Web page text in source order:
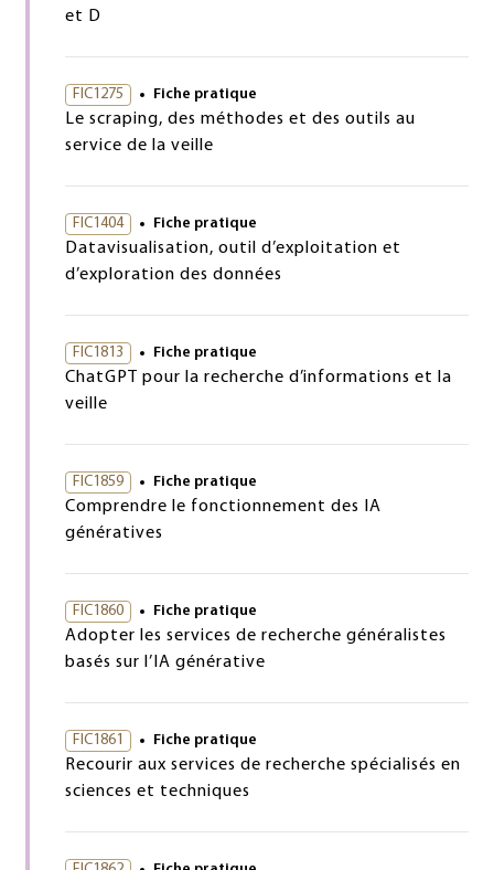
et D
FIC1275 Fiche pratique
Le scraping, des méthodes et des outils au
service de la veille
FIC1404 Fiche pratique
Datavisualisation, outil d’exploitation et
d’exploration des données
FIC1813 Fiche pratique
ChatGPT pour la recherche d’informations et la
veille
FIC1859 Fiche pratique
Comprendre le fonctionnement des IA
génératives
FIC1860 Fiche pratique
Adopter les services de recherche généralistes
basés sur l’IA générative
FIC1861 Fiche pratique
Recourir aux services de recherche spécialisés en
sciences et techniques